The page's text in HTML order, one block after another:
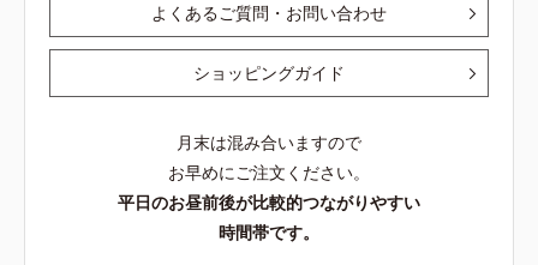
よくあるご質問・お問い合わせ
ショッピングガイド
月末は混み合いますので
お早めにご注文ください。
平日のお昼前後が比較的つながりやすい
時間帯です。